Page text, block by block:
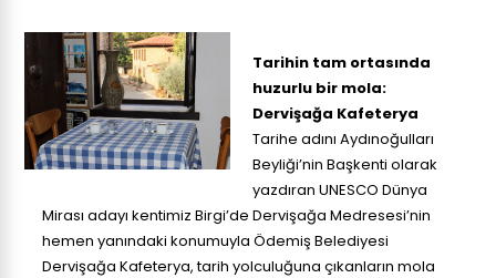
Tarihin tam ortasında
huzurlu bir mola:
Dervişağa Kafeterya
Tarihe adını Aydınoğulları
Beyliği’nin Başkenti olarak
yazdıran UNESCO Dünya
Mirası adayı kentimiz Birgi’de Dervişağa Medresesi’nin
hemen yanındaki konumuyla Ödemiş Belediyesi
Dervişağa Kafeterya, tarih yolculuğuna çıkanların mola